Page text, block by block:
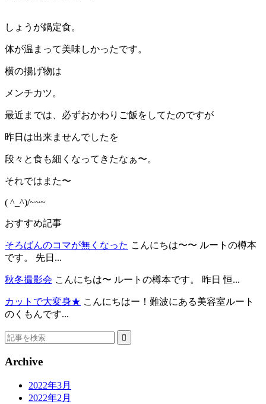
しょうが鍋定食。
体が温まって美味しかったです。
横の揚げ物は
メンチカツ。
最近までは、必ずおかわりご飯をしてたのですが
昨日は出来ませんでしたを
段々と食も細くなってきたなぁ〜。
それではまた〜
( ^_^)/~~~
おすすめ記事
そろばんのコマが無くなった こんにちは〜〜 ルートの樽本
です。 先日...
秋冬撮影会 こんにちは〜 ルートの樽本です。 昨日 恒...
カットで大変身★ こんにちはー！難波にある美容室ルート
のくもんです...
Archive
2022年3月
2022年2月